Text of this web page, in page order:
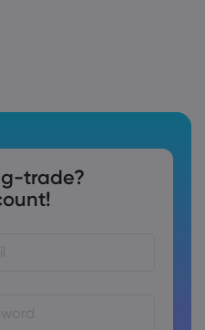
trade?